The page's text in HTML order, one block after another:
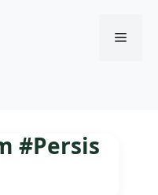
Menu
#Persis